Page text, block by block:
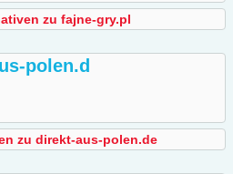
zu fajne-gry.pl
polen.d
zu direkt-aus-polen.de